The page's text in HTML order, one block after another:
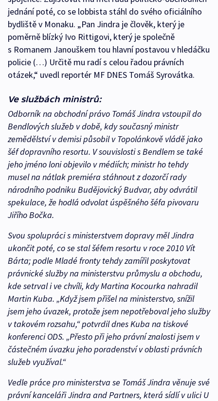
jednání poté, co se lobbista stáhl do svého oficiálního
bydliště v Monaku. „Pan Jindra je člověk, který je
poměrně blízký Ivo Rittigovi, který je společně
s Romanem Janouškem tou hlavní postavou v hledáčku
policie (…) Určitě mu radí s celou řadou právních
otázek,“ uvedl reportér MF DNES Tomáš Syrovátka.
Ve službách ministrů:
Odborník na obchodní právo Tomáš Jindra vstoupil do
Bendlových služeb v době, kdy současný ministr
zemědělství v demisi působil v Topolánkově vládě jako
šéf dopravního resortu. V souvislosti s Bendlem se také
jeho jméno loni objevilo v médiích; ministr ho tehdy
musel na nátlak premiéra stáhnout z dozorčí rady
národního podniku Budějovický Budvar, aby odvrátil
spekulace, že hodlá odvolat úspěšného šéfa pivovaru
Jiřího Bočka.
Svou spolupráci s ministerstvem dopravy měl Jindra
ukončit poté, co se stal šéfem resortu v roce 2010 Vít
Bárta; podle Mladé fronty tehdy zamířil poskytovat
právnické služby na ministerstvu průmyslu a obchodu,
kde setrval i ve chvíli, kdy Martina Kocourka nahradil
Martin Kuba. „Když jsem přišel na ministerstvo, snížil
jsem jeho úvazek, protože jsem nepotřeboval jeho služby
v takovém rozsahu,“ potvrdil dnes Kuba na tiskové
konferenci ODS. „Přesto při jeho právní znalosti jsem v
částečném úvazku jeho poradenství v oblasti právních
služeb využíval.“
Vedle práce pro ministerstva se Tomáš Jindra věnuje své
právní kanceláři Jindra and Partners, která sídlí v ulici U